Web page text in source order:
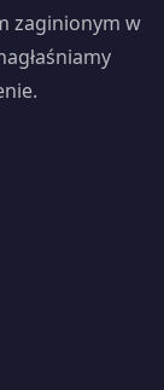
zaginionym w